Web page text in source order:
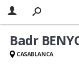
Badr
CASABLANCA